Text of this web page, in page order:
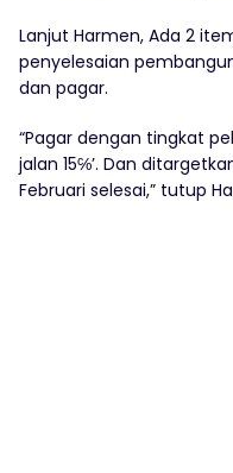
Lanjut Harmen, Ada 2
penyelesaian
dan pagar.
“Pagar dengan tingkat
jalan 15℅’. Dan
Februari selesai,” tutup